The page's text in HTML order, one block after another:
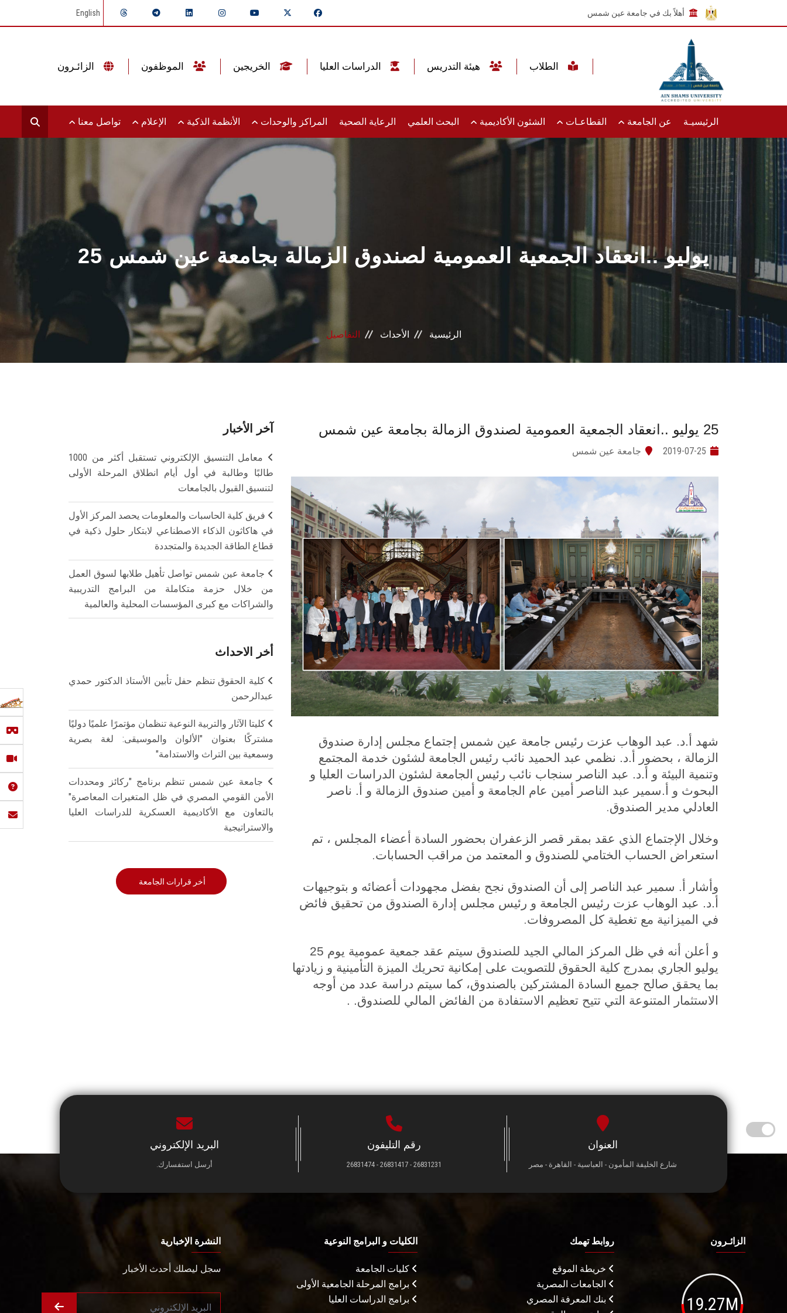
أهلاً بك في جامعة عين شمس English
الرئيسيـة عن الجامعة القطاعـات الشئون الأكاديمية البحث العلمي الرعاية الصحية المراكز والوحدات الأنظمة الذكية الإعلام تواصل معنا
25 يوليو ..انعقاد الجمعية العمومية لصندوق الزمالة بجامعة عين شمس
الرئيسية الأحداث التفاصيل
25 يوليو ..انعقاد الجمعية العمومية لصندوق الزمالة بجامعة عين شمس
2019-07-25 جامعة عين شمس
شهد أ.د. عبد الوهاب عزت رئيس جامعة عين شمس إجتماع مجلس إدارة صندوق
الزمالة ، بحضور أ.د. نظمي عبد الحميد نائب رئيس الجامعة لشئون خدمة المجتمع
وتنمية البيئة و أ.د. عبد الناصر سنجاب نائب رئيس الجامعة لشئون الدراسات العليا و
البحوث و أ.سمير عبد الناصر أمين عام الجامعة و أمين صندوق الزمالة و أ. ناصر
العادلي مدير الصندوق.
وخلال الإجتماع الذي عقد بمقر قصر الزعفران بحضور السادة أعضاء المجلس ، تم
استعراض الحساب الختامي للصندوق و المعتمد من مراقب الحسابات.
وأشار أ. سمير عبد الناصر إلى أن الصندوق نجح بفضل مجهودات أعضائه و بتوجيهات
أ.د. عبد الوهاب عزت رئيس الجامعة و رئيس مجلس إدارة الصندوق من تحقيق فائض
في الميزانية مع تغطية كل المصروفات.
و أعلن أنه في ظل المركز المالي الجيد للصندوق سيتم عقد جمعية عمومية يوم 25
يوليو الجاري بمدرج كلية الحقوق للتصويت على إمكانية تحريك الميزة التأمينية و زيادتها
بما يحقق صالح جميع السادة المشتركين بالصندوق، كما سيتم دراسة عدد من أوجه
الاستثمار المتنوعة التي تتيح تعظيم الاستفادة من الفائض المالي للصندوق. .
آخر الأخبار
معامل التنسيق الإلكتروني تستقبل أكثر من 1000
طالبًا وطالبة في أول أيام انطلاق المرحلة الأولى
لتنسيق القبول بالجامعات
فريق كلية الحاسبات والمعلومات يحصد المركز الأول
في هاكاثون الذكاء الاصطناعي لابتكار حلول ذكية في
قطاع الطاقة الجديدة والمتجددة
جامعة عين شمس تواصل تأهيل طلابها لسوق العمل
من خلال حزمة متكاملة من البرامج التدريبية
والشراكات مع كبرى المؤسسات المحلية والعالمية
أخر الاحداث
كلية الحقوق تنظم حفل تأبين الأستاذ الدكتور حمدي
عبدالرحمن
كليتا الآثار والتربية النوعية تنظمان مؤتمرًا علميًا دوليًا
مشتركًا بعنوان "الألوان والموسيقى: لغة بصرية
وسمعية بين التراث والاستدامة"
جامعة عين شمس تنظم برنامج "ركائز ومحددات
الأمن القومي المصري في ظل المتغيرات المعاصرة"
بالتعاون مع الأكاديمية العسكرية للدراسات العليا
والاستراتيجية
أخر قرارات الجامعة
العنوان
شارع الخليفة المأمون - العباسية - القاهرة - مصر
رقم التليفون
26831231 - 26831417 - 26831474
البريد الإلكتروني
أرسل استفسارك.
الزائـرون
19.27M
روابط تهمك
خريطة الموقع
الجامعات المصرية
بنك المعرفة المصري
الكليات و البرامج النوعية
كليات الجامعة
برامج المرحلة الجامعية الأولى
برامج الدراسات العليا
النشرة الإخبارية
سجل ليصلك أحدث الأخبار